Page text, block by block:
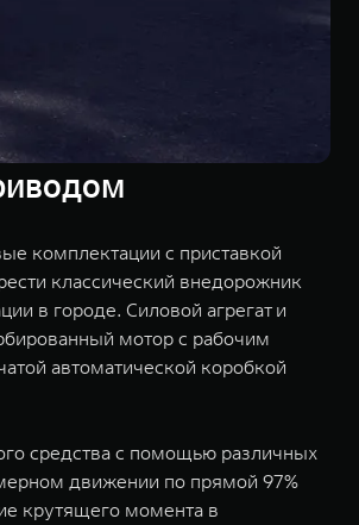
комплектации с приставкой
классический внедорожник
в городе. Силовой агрегат и
мотор с рабочим
автоматической коробкой
средства с помощью различных
движении по прямой 97%
крутящего момента в